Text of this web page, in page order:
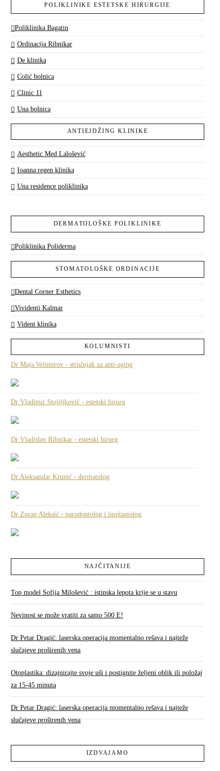
POLIKLINIKE ESTETSKE HIRURGIJE
Poliklinika Bagatin
Ordinacija Ribnikar
De klinika
Colić bolnica
Clinic 11
Una bolnica
ANTIEJDŽING KLINIKE
Aesthetic Med Lalošević
Ioanna regen klinika
Una residence poliklinika
DERMATOLOŠKE POLIKLINIKE
Poliklinika Poliderma
STOMATOLOŠKE ORDINACIJE
Dental Corner Esthetics
Vividenti Kalmar
Vident klinika
KOLUMNISTI
Dr Maja Velimirov - stručnjak za anti-aging
Dr Vladimir Stojiljković - estetski hirurg
Dr Vladislav Ribnikar - estetski hirurg
Dr Aleksandar Krunić - dermatolog
Dr Zoran Aleksić - parodontolog i implantolog
NAJČITANIJE
Top model Sofija Milošević : istinska lepota krije se u stavu
Nevinost se može vratiti za samo 500 E!
Dr Petar Dragić: laserska operacija momentalno rešava i najteže
slučajeve proširenih vena
Otoplastika: dizajnirajte svoje uši i postignite željeni oblik ili položaj
za 15-45 minuta
Dr Petar Dragić: laserska operacija momentalno rešava i najteže
slučajeve proširenih vena
IZDVAJAMO